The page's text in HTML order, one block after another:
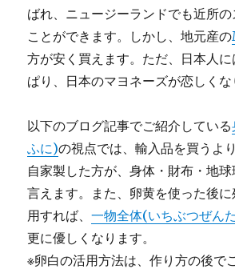
ばれ、ニュージーランドでも近所の
ことができます。しかし、地元産の
方が安く買えます。ただ、日本人
ぱり、日本のマヨネーズが恋しくな
以下のブログ記事でご紹介している
ふに)の視点では、輸入品を買うよ
自家製した方が、身体・財布・地
言えます。また、卵黄を使った後
用すれば、一物全体(いちぶつぜん
更に優しくなります。
※卵白の活用方法は、作り方の後で